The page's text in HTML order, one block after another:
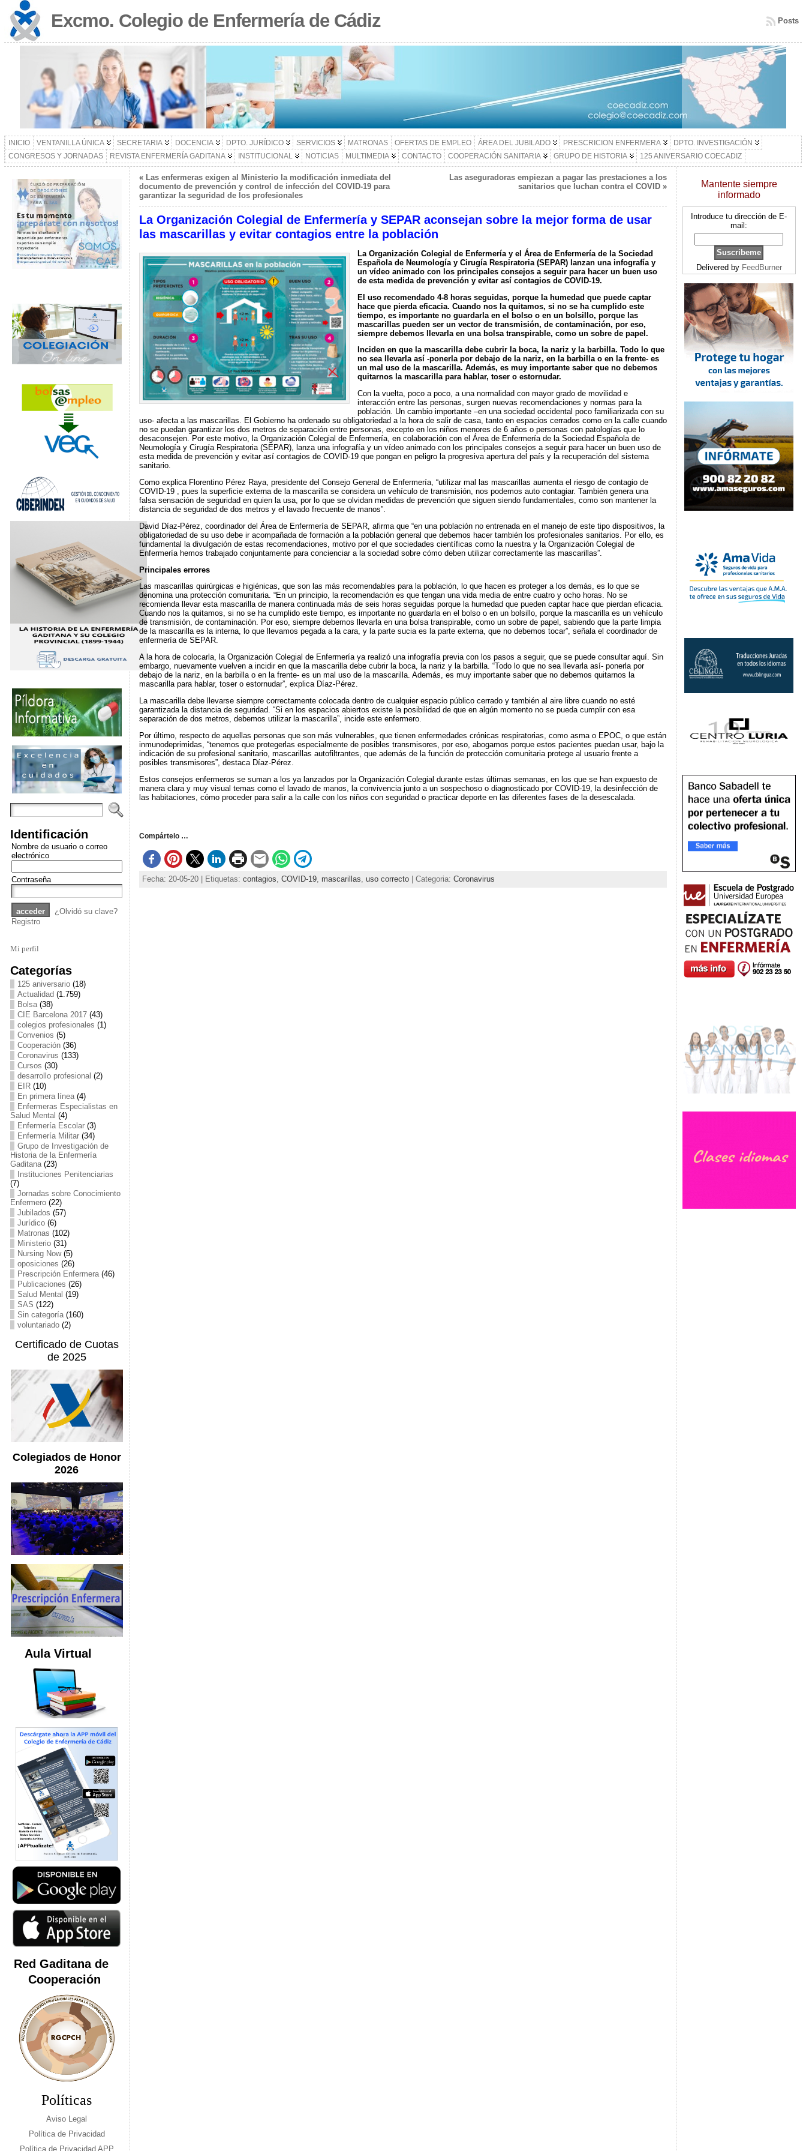
Excmo. Colegio de Enfermería de Cádiz Posts
INICIO VENTANILLA ÚNICA SECRETARIA DOCENCIA DPTO. JURÍDICO SERVICIOS MATRONAS OFERTAS DE EMPLEO ÁREA DEL JUBILADO PRESCRICION ENFERMERA
DPTO. INVESTIGACIÓN
CONGRESOS Y JORNADAS
REVISTA ENFERMERÍA GADITANA INSTITUCIONAL NOTICIAS MULTIMEDIA CONTACTO COOPERACIÓN SANITARIA GRUPO DE HISTORIA 125 ANIVERSARIO COECADIZ
Identificación
Nombre de usuario o correo
electrónico
Contraseña
¿Olvidó su clave?
Registro
Mi perfil
Categorías
125 aniversario(18)
Actualidad (1.759)
Bolsa(38)
CIE Barcelona 2017(43)
colegios profesionales (1)
Convenios (5)
Cooperación(36)
Coronavirus (133)
Cursos (30)
desarrollo profesional (2)
EIR(10)
En primera línea(4)
Enfermeras Especialistas en
Salud Mental (4)
Enfermería Escolar(3)
Enfermería Militar(34)
Grupo de Investigación de
Historia de la Enfermería
Gaditana(23)
Instituciones Penitenciarias
(7)
Jornadas sobre Conocimiento
Enfermero(22)
Jubilados (57)
Jurídico(6)
Matronas (102)
Ministerio(31)
Nursing Now(5)
oposiciones (26)
Prescripción Enfermera(46)
Publicaciones (26)
Salud Mental (19)
SAS (122)
Sin categoría(160)
voluntariado(2)
Certificado de Cuotas
de 2025
Colegiados de Honor
2026
Aula Virtual
Red Gaditana de
Cooperación
Políticas
Aviso Legal
Política de Privacidad
Política de Privacidad APP
« Las enfermeras exigen al Ministerio la modificación inmediata del
documento de prevención y control de infección del COVID-19 para
garantizar la seguridad de los profesionales
Las aseguradoras empiezan a pagar las prestaciones a los
sanitarios que luchan contra el COVID»
La Organización Colegial de Enfermería y SEPAR aconsejan sobre la mejor forma de usar
las mascarillas y evitar contagios entre la población
La Organización Colegial de Enfermería y el Área de Enfermería de la Sociedad
Española de Neumología y Cirugía Respiratoria (SEPAR) lanzan una infografía y
un vídeo animado con los principales consejos a seguir para hacer un buen uso
de esta medida de prevención y evitar así contagios de COVID-19.
El uso recomendado 4-8 horas seguidas, porque la humedad que puede captar
hace que pierda eficacia. Cuando nos la quitamos, si no se ha cumplido este
tiempo, es importante no guardarla en el bolso o en un bolsillo, porque las
mascarillas pueden ser un vector de transmisión, de contaminación, por eso,
siempre debemos llevarla en una bolsa transpirable, como un sobre de papel.
Inciden en que la mascarilla debe cubrir la boca, la nariz y la barbilla. Todo lo que
no sea llevarla así -ponerla por debajo de la nariz, en la barbilla o en la frente- es
un mal uso de la mascarilla. Además, es muy importante saber que no debemos
quitarnos la mascarilla para hablar, toser o estornudar.
Con la vuelta, poco a poco, a una normalidad con mayor grado de movilidad e
interacción entre las personas, surgen nuevas recomendaciones y normas para la
población. Un cambio importante –en una sociedad occidental poco familiarizada con su
uso- afecta a las mascarillas. El Gobierno ha ordenado su obligatoriedad a la hora de salir de casa, tanto en espacios cerrados como en la calle cuando
no se puedan garantizar los dos metros de separación entre personas, excepto en los niños menores de 6 años o personas con patologías que lo
desaconsejen. Por este motivo, la Organización Colegial de Enfermería, en colaboración con el Área de Enfermería de la Sociedad Española de
Neumología y Cirugía Respiratoria (SEPAR), lanza una infografía y un vídeo animado con los principales consejos a seguir para hacer un buen uso de
esta medida de prevención y evitar así contagios de COVID-19 que pongan en peligro la progresiva apertura del país y la recuperación del sistema
sanitario.
Como explica Florentino Pérez Raya, presidente del Consejo General de Enfermería, “utilizar mal las mascarillas aumenta el riesgo de contagio de
COVID-19 , pues la superficie externa de la mascarilla se considera un vehículo de transmisión, nos podemos auto contagiar. También genera una
falsa sensación de seguridad en quien la usa, por lo que se olvidan medidas de prevención que siguen siendo fundamentales, como son mantener la
distancia de seguridad de dos metros y el lavado frecuente de manos”.
David Díaz-Pérez, coordinador del Área de Enfermería de SEPAR, afirma que “en una población no entrenada en el manejo de este tipo dispositivos, la
obligatoriedad de su uso debe ir acompañada de formación a la población general que debemos hacer también los profesionales sanitarios. Por ello, es
fundamental la divulgación de estas recomendaciones, motivo por el que sociedades científicas como la nuestra y la Organización Colegial de
Enfermería hemos trabajado conjuntamente para concienciar a la sociedad sobre cómo deben utilizar correctamente las mascarillas”.
Principales errores
Las mascarillas quirúrgicas e higiénicas, que son las más recomendables para la población, lo que hacen es proteger a los demás, es lo que se
denomina una protección comunitaria. “En un principio, la recomendación es que tengan una vida media de entre cuatro y ocho horas. No se
recomienda llevar esta mascarilla de manera continuada más de seis horas seguidas porque la humedad que pueden captar hace que pierdan eficacia.
Cuando nos la quitamos, si no se ha cumplido este tiempo, es importante no guardarla en el bolso o en un bolsillo, porque la mascarilla es un vehículo
de transmisión, de contaminación. Por eso, siempre debemos llevarla en una bolsa transpirable, como un sobre de papel, sabiendo que la parte limpia
de la mascarilla es la interna, lo que llevamos pegada a la cara, y la parte sucia es la parte externa, que no debemos tocar”, señala el coordinador de
enfermería de SEPAR.
A la hora de colocarla, la Organización Colegial de Enfermería ya realizó una infografía previa con los pasos a seguir, que se puede consultar aquí. Sin
embargo, nuevamente vuelven a incidir en que la mascarilla debe cubrir la boca, la nariz y la barbilla. “Todo lo que no sea llevarla así- ponerla por
debajo de la nariz, en la barbilla o en la frente- es un mal uso de la mascarilla. Además, es muy importante saber que no debemos quitarnos la
mascarilla para hablar, toser o estornudar”, explica Díaz-Pérez.
La mascarilla debe llevarse siempre correctamente colocada dentro de cualquier espacio público cerrado y también al aire libre cuando no esté
garantizada la distancia de seguridad. “Si en los espacios abiertos existe la posibilidad de que en algún momento no se pueda cumplir con esa
separación de dos metros, debemos utilizar la mascarilla”, incide este enfermero.
Por último, respecto de aquellas personas que son más vulnerables, que tienen enfermedades crónicas respiratorias, como asma o EPOC, o que están
inmunodeprimidas, “tenemos que protegerlas especialmente de posibles transmisores, por eso, abogamos porque estos pacientes puedan usar, bajo la
indicación de su profesional sanitario, mascarillas autofiltrantes, que además de la función de protección comunitaria protege al usuario frente a
posibles transmisores”, destaca Díaz-Pérez.
Estos consejos enfermeros se suman a los ya lanzados por la Organización Colegial durante estas últimas semanas, en los que se han expuesto de
manera clara y muy visual temas como el lavado de manos, la convivencia junto a un sospechoso o diagnosticado por COVID-19, la desinfección de
las habitaciones, cómo proceder para salir a la calle con los niños con seguridad o practicar deporte en las diferentes fases de la desescalada.
Compártelo …
Fecha: 20-05-20 | Etiquetas: contagios, COVID-19, mascarillas, uso correcto| Categoria: Coronavirus
Mantente siempre
informado
Introduce tu dirección de E-
mail:
Delivered by FeedBurner